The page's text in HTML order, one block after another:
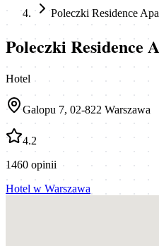
Poleczki Residence
Poleczki Residence
Hotel
Galopu 7, 02-822 Warszawa
4.2
1460 opinii
Hotel w Warszawa